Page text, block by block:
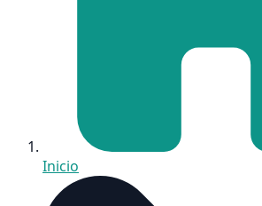
Inicio